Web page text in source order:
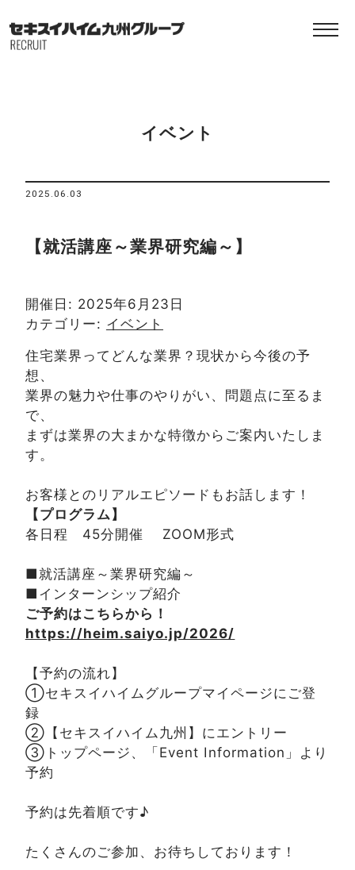
イベント
2025.06.03
【就活講座～業界研究編～】
開催日: 2025年6月23日
カテゴリー: イベント
住宅業界ってどんな業界？現状から今後の予
想、
業界の魅力や仕事のやりがい、問題点に至るま
で、
まずは業界の大まかな特徴からご案内いたしま
す。
お客様とのリアルエピソードもお話します！
【プログラム】
各日程 45分開催 ZOOM形式
■就活講座～業界研究編～
■インターンシップ紹介
ご予約はこちらから！
https://heim.saiyo.jp/2026/
【予約の流れ】
①セキスイハイムグループマイページにご登
録
②【セキスイハイム九州】にエントリー
③トップページ、「Event Information」より
予約
予約は先着順です♪
たくさんのご参加、お待ちしております！